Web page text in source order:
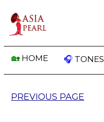
🏡 HOME 🎧 TONES
PREVIOUS PAGE